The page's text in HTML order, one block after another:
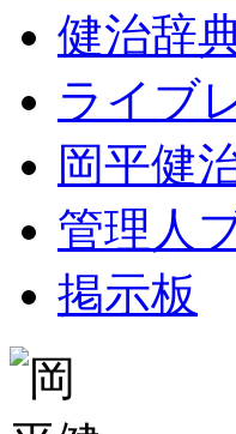
健治辞
ライブ
岡平健
管理人
掲示板